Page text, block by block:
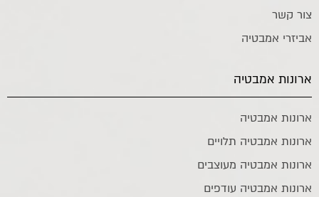
צור קשר
אביזרי אמבטיה
ארונות אמבטיה
ארונות אמבטיה
ארונות אמבטיה תלויים
ארונות אמבטיה מעוצבים
ארונות אמבטיה עודפים